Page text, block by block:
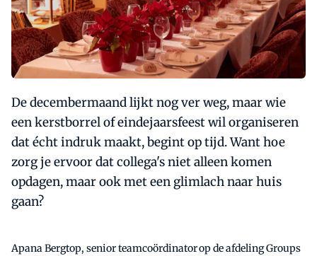
De decembermaand lijkt nog ver weg, maar wie
een kerstborrel of eindejaarsfeest wil organiseren
dat écht indruk maakt, begint op tijd. Want hoe
zorg je ervoor dat collega's niet alleen komen
opdagen, maar ook met een glimlach naar huis
gaan?
Apana Bergtop, senior teamcoördinator op de afdeling Groups